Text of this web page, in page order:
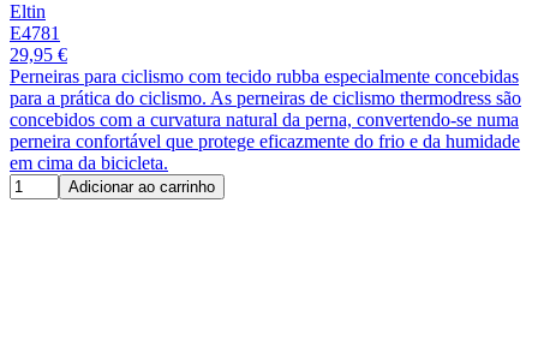
Eltin
E4781
29,95 €
Perneiras para ciclismo com tecido rubba especialmente concebidas
para a prática do ciclismo. As perneiras de ciclismo thermodress são
concebidos com a curvatura natural da perna, convertendo-se numa
perneira confortável que protege eficazmente do frio e da humidade
em cima da bicicleta.
Adicionar ao carrinho